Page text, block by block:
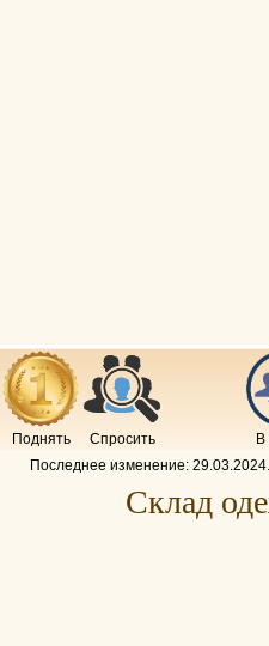
Поднять Спросить В
Последнее изменение: 29.03.2024.
Склад